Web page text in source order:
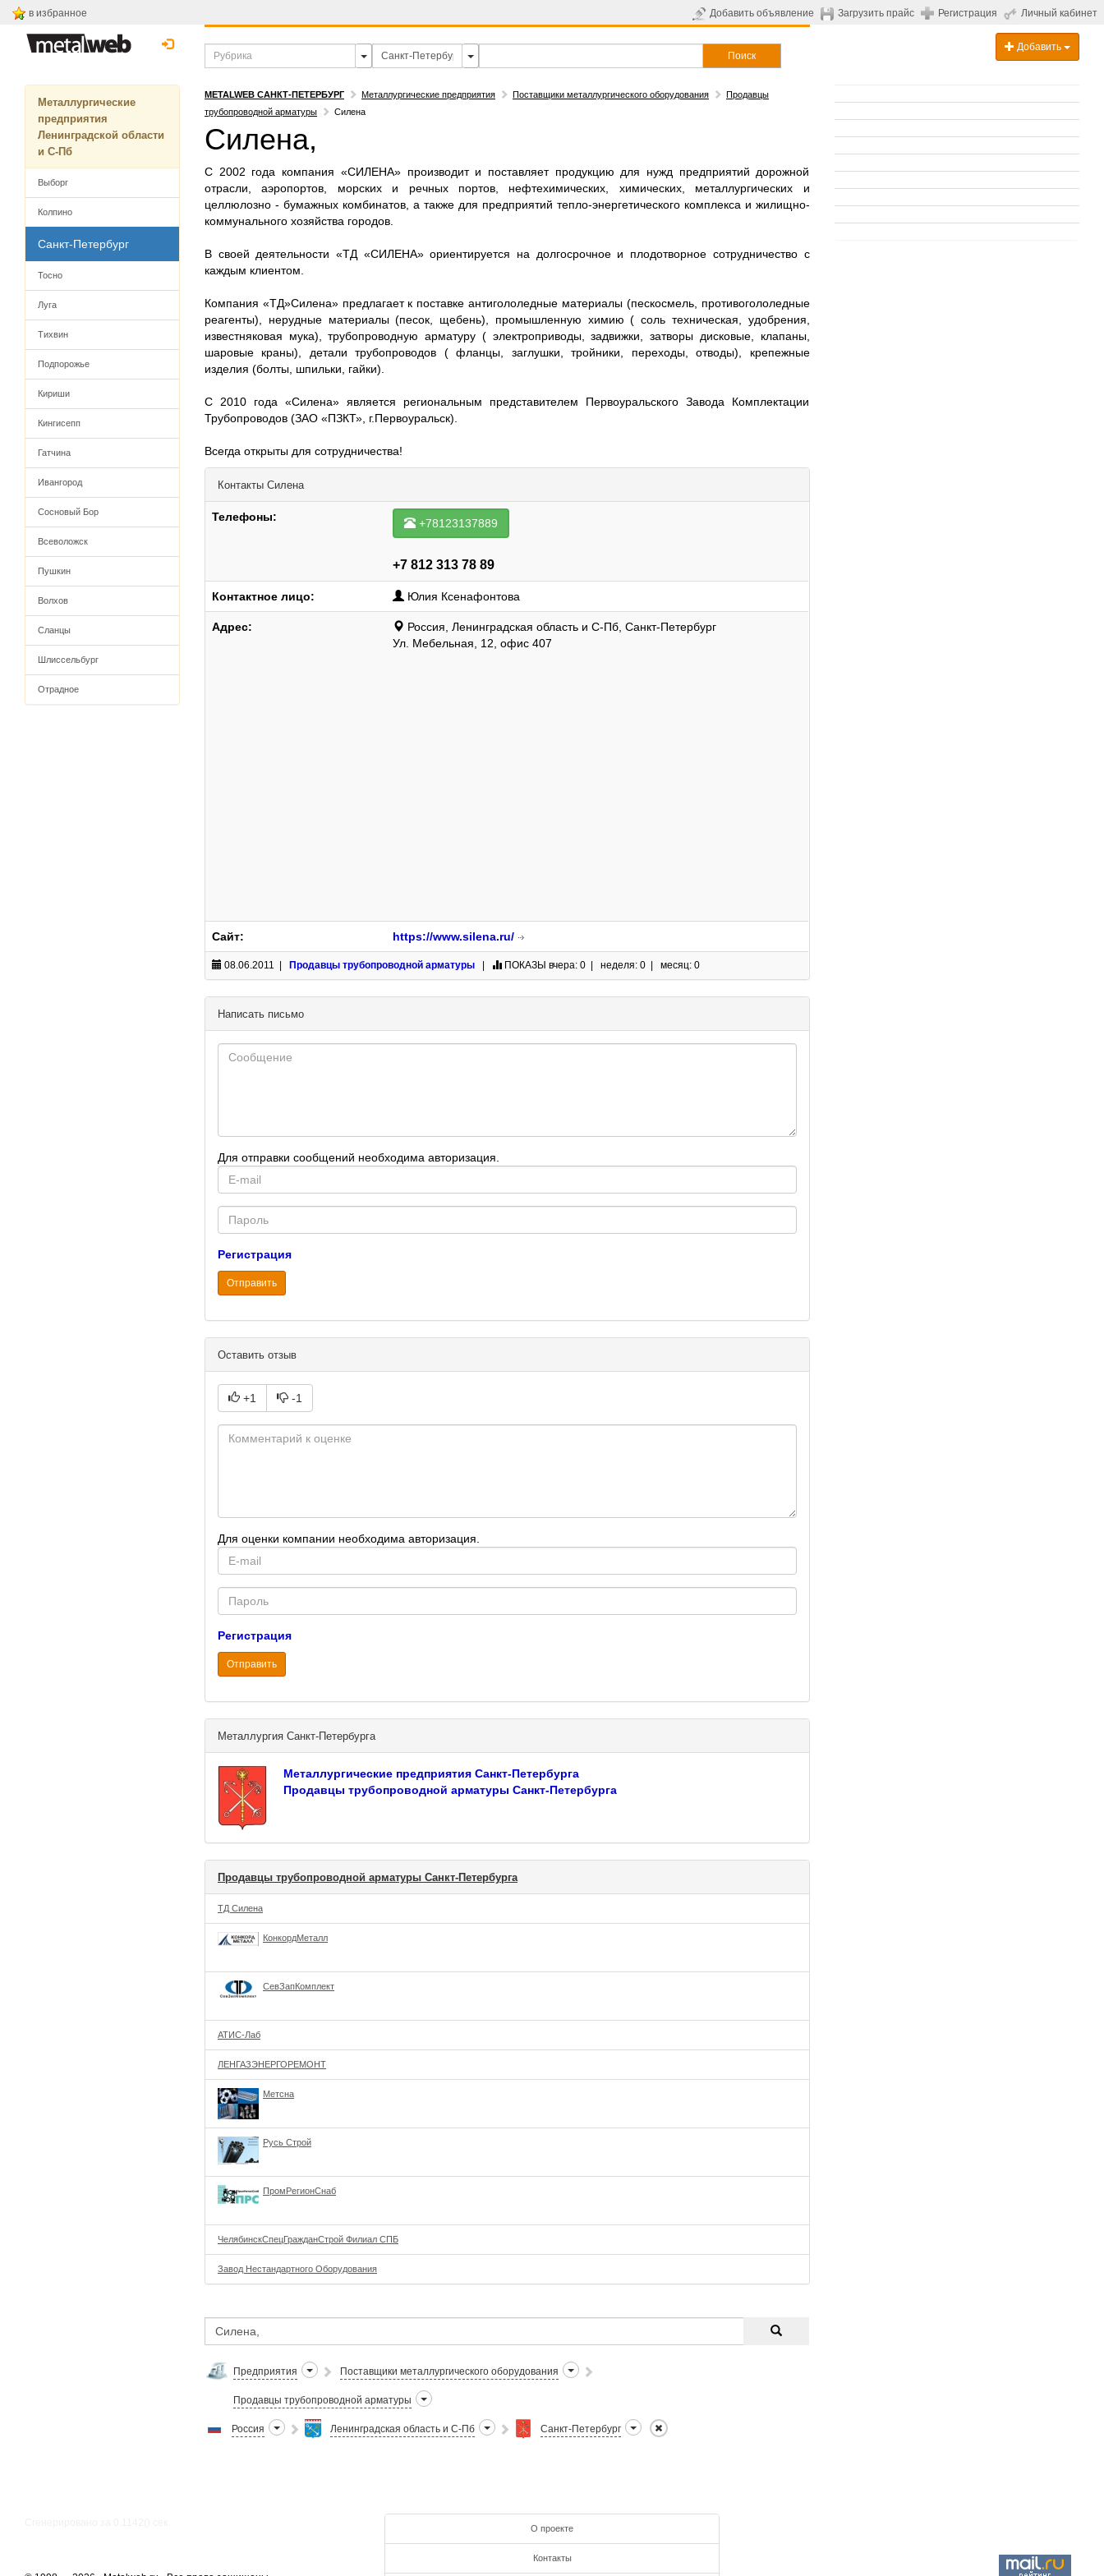
в избранное Добавить объявление Загрузить прайс Регистрация Личный кабинет
Поиск
Добавить
Металлургические
предприятия
Ленинградской области
и С-Пб
Выборг
Колпино
Санкт-Петербург
Тосно
Луга
Тихвин
Подпорожье
Кириши
Кингисепп
Гатчина
Ивангород
Сосновый Бор
Всеволожск
Пушкин
Волхов
Сланцы
Шлиссельбург
Отрадное
METALWEB САНКТ-ПЕТЕРБУРГ Металлургические предприятия Поставщики металлургического оборудования
Продавцы
трубопроводной арматуры
Силена
Силена,
С 2002 года компания «СИЛЕНА» производит и поставляет продукцию для нужд предприятий дорожной
отрасли, аэропортов, морских и речных портов, нефтехимических, химических, металлургических и
целлюлозно - бумажных комбинатов, а также для предприятий тепло-энергетического комплекса и жилищно-
коммунального хозяйства городов.
В своей деятельности «ТД «СИЛЕНА» ориентируется на долгосрочное и плодотворное сотрудничество с
каждым клиентом.
Компания «ТД»Силена» предлагает к поставке антигололедные материалы (пескосмель, противогололедные
реагенты), нерудные материалы (песок, щебень), промышленную химию ( соль техническая, удобрения,
известняковая мука), трубопроводную арматуру ( электроприводы, задвижки, затворы дисковые, клапаны,
шаровые краны), детали трубопроводов ( фланцы, заглушки, тройники, переходы, отводы), крепежные
изделия (болты, шпильки, гайки).
С 2010 года «Силена» является региональным представителем Первоуральского Завода Комплектации
Трубопроводов (ЗАО «ПЗКТ», г.Первоуральск).
Всегда открыты для сотрудничества!
Контакты Силена
Телефоны: +78123137889
+7 812 313 78 89
Контактное лицо: Юлия Ксенафонтова
Адрес:
Россия, Ленинградская область и С-Пб, Санкт-Петербург
Ул. Мебельная, 12, офис 407
Сайт: https://www.silena.ru/
08.06.2011 | Продавцы трубопроводной арматуры ПОКАЗЫ вчера: 0 | неделя: 0 | месяц: 0
Написать письмо
Для отправки сообщений необходима авторизация.
mail
Password
Регистрация
Отправить
Оставить отзыв
+1 -1
Для оценки компании необходима авторизация.
mail
Password
Регистрация
Отправить
Металлургия Санкт-Петербурга
Металлургические предприятия Санкт-Петербурга
Продавцы трубопроводной арматуры Санкт-Петербурга
Продавцы трубопроводной арматуры Санкт-Петербурга
ТД Силена
КонкордМеталл
СевЗапКомплект
АТИС-Лаб
ЛЕНГАЗЭНЕРГОРЕМОНТ
Метсна
Русь Строй
ПромРегионСнаб
ЧелябинскСпецГражданСтрой Филиал СПБ
Завод Нестандартного Оборудования
Предприятия Поставщики металлургического оборудования
Продавцы трубопроводной арматуры
Россия Ленинградская область и С-Пб Санкт-Петербург
О проекте
Контакты